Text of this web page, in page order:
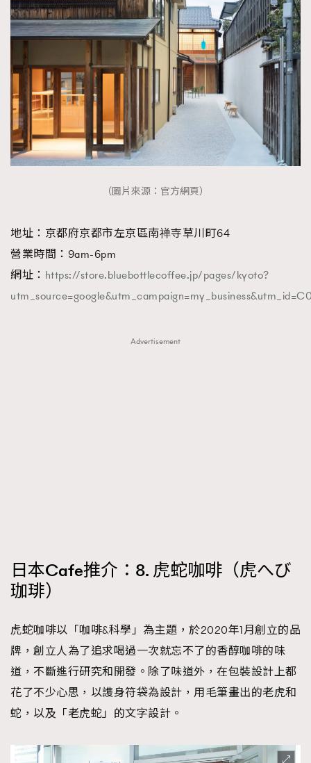
（圖片來源：官方網頁）
地址：京都府京都市左京區南禅寺草川町64
營業時間：9am-6pm
網址： https://store.bluebottlecoffee.jp/pages/kyoto?
Advertisement
日本Cafe推介：8. 虎蛇咖啡（虎へび
珈琲）
虎蛇咖啡以「咖啡&科學」為主題，於2020年1月創立的品
牌，創立人為了追求喝過一次就忘不了的香醇咖啡的味
道，不斷進行研究和開發。除了味道外，在包裝設計上都
花了不少心思，以謢身符袋為設計，用毛筆畫出的老虎和
蛇，以及「老虎蛇」的文字設計。